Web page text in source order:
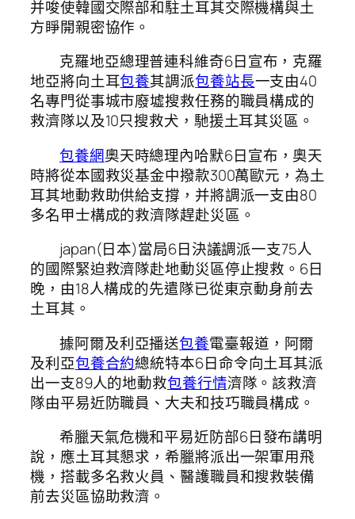
并唆使韓國交際部和駐土耳其交際機構與土
方睜開親密協作。
克羅地亞總理普連科維奇6日宣布，克羅
地亞將向土耳包養其調派包養站長一支由40
名專門從事城市廢墟搜救任務的職員構成的
救濟隊以及10只搜救犬，馳援土耳其災區。
包養網奧天時總理內哈默6日宣布，奧天
時將從本國救災基金中撥款300萬歐元，為土
耳其地動救助供給支撐，并將調派一支由80
多名甲士構成的救濟隊趕赴災區。
japan(日本)當局6日決議調派一支75人
的國際緊迫救濟隊赴地動災區停止搜救。6日
晚，由18人構成的先遣隊已從東京動身前去
土耳其。
據阿爾及利亞播送包養電臺報道，阿爾
及利亞包養合約總統特本6日命令向土耳其派
出一支89人的地動救包養行情濟隊。該救濟
隊由平易近防職員、大夫和技巧職員構成。
希臘天氣危機和平易近防部6日發布講明
說，應土耳其懇求，希臘將派出一架軍用飛
機，搭載多名救火員、醫護職員和搜救裝備
前去災區協助救濟。